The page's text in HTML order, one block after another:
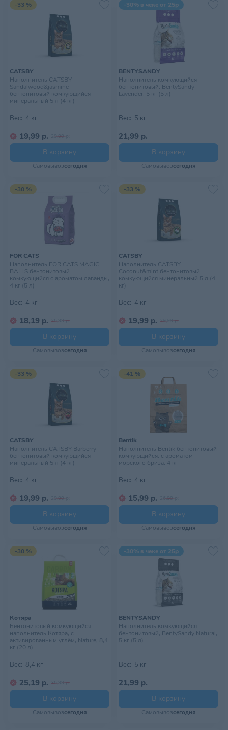
-33 %
CATSBY
Наполнитель CATSBY
Sandalwood&jasmine
бентонитовый комкующийся
минеральный 5 л (4 кг)
Вес: 4 кг
19,99 р. 29,99 р.
В корзину
Самовывозсегодня
-30% в чеке от 25р
BENTYSANDY
Наполнитель комкующийся
бентонитовый, BentySandy
Lavender, 5 кг (5 л)
Вес: 5 кг
21,99 р.
В корзину
Самовывозсегодня
-30 %
FOR CATS
Наполнитель FOR CATS MAGIC
BALLS бентонитовый
комкующийся с ароматом лаванды,
4 кг (5 л)
Вес: 4 кг
18,19 р. 25,99 р.
В корзину
Самовывозсегодня
-33 %
CATSBY
Наполнитель CATSBY
Coconut&mint бентонитовый
комкующийся минеральный 5 л (4
кг)
Вес: 4 кг
19,99 р. 29,99 р.
В корзину
Самовывозсегодня
-33 %
CATSBY
Наполнитель CATSBY Barberry
бентонитовый комкующийся
минеральный 5 л (4 кг)
Вес: 4 кг
19,99 р. 29,99 р.
В корзину
Самовывозсегодня
-41 %
Bentik
Наполнитель Bentik бентонитовый
комкующийся, с ароматом
морского бриза, 4 кг
Вес: 4 кг
15,99 р. 26,99 р.
В корзину
Самовывозсегодня
-30 %
Котяра
Бентонитовый комкующийся
наполнитель Котяра, с
активированным углём, Nature, 8,4
кг (20 л)
Вес: 8,4 кг
25,19 р. 35,99 р.
В корзину
Самовывозсегодня
-30% в чеке от 25р
BENTYSANDY
Наполнитель комкующийся
бентонитовый, BentySandy Natural,
5 кг (5 л)
Вес: 5 кг
21,99 р.
В корзину
Самовывозсегодня